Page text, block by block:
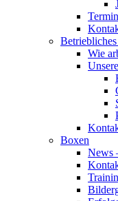
Wie
Boxen
News